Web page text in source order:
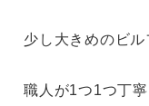
少し大きめのビ
職人が1つ1つ丁